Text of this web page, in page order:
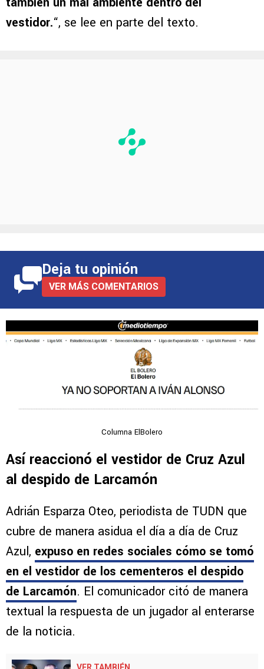
vestidor.“, se lee en parte del texto.
Deja tu opinión
VER MÁS COMENTARIOS
Columna ElBolero
Así reaccionó el vestidor de Cruz Azul
al despido de Larcamón
Adrián Esparza Oteo, periodista de TUDN que
cubre de manera asidua el día a día de Cruz
Azul, expuso en redes sociales cómo se tomó
en el vestidor de los cementeros el despido
de Larcamón. El comunicador citó de manera
textual la respuesta de un jugador al enterarse
de la noticia.